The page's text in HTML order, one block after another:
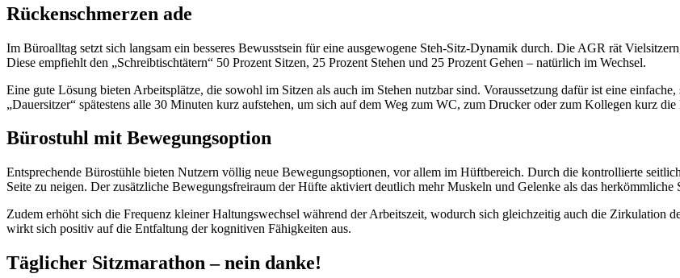
Rückenschmerzen ade
Im Büroalltag setzt sich langsam ein besseres Bewusstsein für eine ausgewogene Steh-Sitz-Dynamik durch. Die AGR rät
Diese empfiehlt den „Schreibtischtätern“ 50 Prozent Sitzen, 25 Prozent Stehen und 25 Prozent Gehen – natürlich im Wechsel.
Eine gute Lösung bieten Arbeitsplätze, die sowohl im Sitzen als auch im Stehen nutzbar sind. Voraussetzung dafür ist eine
„Dauersitzer“ spätestens alle 30 Minuten kurz aufstehen, um sich auf dem Weg zum WC, zum Drucker oder zum Kollegen kurz die
Bürostuhl mit Bewegungsoption
Entsprechende Bürostühle bieten Nutzern völlig neue Bewegungsoptionen, vor allem im Hüftbereich. Durch die kontrollierte
Seite zu neigen. Der zusätzliche Bewegungsfreiraum der Hüfte aktiviert deutlich mehr Muskeln und Gelenke als das herkömmliche
Zudem erhöht sich die Frequenz kleiner Haltungswechsel während der Arbeitszeit, wodurch sich gleichzeitig auch die Zirkulation
wirkt sich positiv auf die Entfaltung der kognitiven Fähigkeiten aus.
Täglicher Sitzmarathon – nein danke!